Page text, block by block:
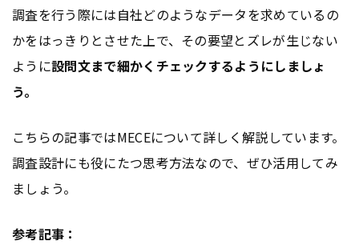
調査を行う際には自社どのようなデータを求めているの
かをはっきりとさせた上で、その要望とズレが生じない
ように設問文まで細かくチェックするようにしましょ
う。
こちらの記事ではMECEについて詳しく解説しています。
調査設計にも役にたつ思考方法なので、ぜひ活用してみ
ましょう。
参考記事：